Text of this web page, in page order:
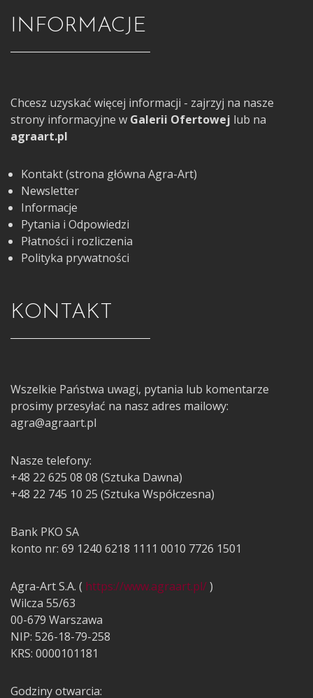
INFORMACJE
Chcesz uzyskać więcej informacji - zajrzyj na nasze
strony informacyjne w Galerii Ofertowej lub na
agraart.pl
Kontakt (strona główna Agra-Art)
Newsletter
Informacje
Pytania i Odpowiedzi
Płatności i rozliczenia
Polityka prywatności
KONTAKT
Wszelkie Państwa uwagi, pytania lub komentarze
prosimy przesyłać na nasz adres mailowy:
agra@agraart.pl
Nasze telefony:
+48 22 625 08 08 (Sztuka Dawna)
+48 22 745 10 25 (Sztuka Współczesna)
Bank PKO SA
konto nr: 69 1240 6218 1111 0010 7726 1501
Agra-Art S.A. ( https://www.agraart.pl/)
Wilcza 55/63
00-679 Warszawa
NIP: 526-18-79-258
KRS: 0000101181
Godziny otwarcia: